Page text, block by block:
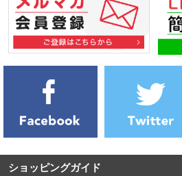
ショッピングガイド